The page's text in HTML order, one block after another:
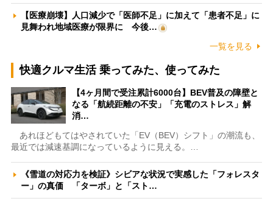
【医療崩壊】人口減少で「医師不足」に加えて「患者不足」に
見舞われ地域医療が限界に 今後…
一覧を見る
快適クルマ生活 乗ってみた、使ってみた
【4ヶ月間で受注累計6000台】BEV普及の障壁と
なる「航続距離の不安」「充電のストレス」解
消…
あれほどもてはやされていた「EV（BEV）シフト」の潮流も、
最近では減速基調になっているように見える。…
《雪道の対応力を検証》シビアな状況で実感した「フォレスタ
ー」の真価 「ターボ」と「スト…